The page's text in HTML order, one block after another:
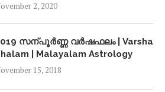
2, 2020
സന്പൂർണ്ണ വർഷഫലം | Varsha
| Malayalam Astrology
15, 2018